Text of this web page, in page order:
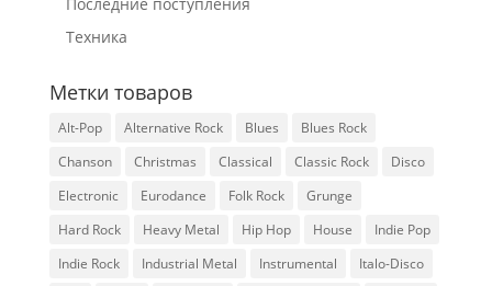
Техника
Метки товаров
Alt-Pop Alternative Rock Blues
Blues Rock
Chanson
Christmas Classical Classic Rock
Disco
Electronic
Eurodance Folk Rock
Grunge
Hard Rock
Heavy Metal Hip Hop House
Indie Pop
Indie Rock
Industrial Metal Instrumental
Italo-Disco